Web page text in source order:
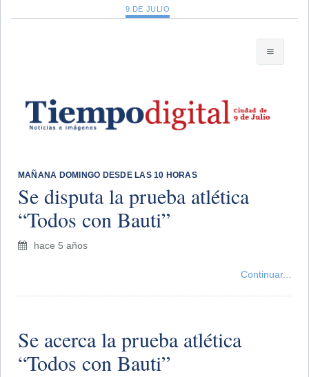
9 DE JULIO
​MAÑANA DOMINGO DESDE LAS 10 HORAS
Se disputa la prueba atlética
“Todos con Bauti”
hace 5 años
Continuar...
Se acerca la prueba atlética
“Todos con Bauti”